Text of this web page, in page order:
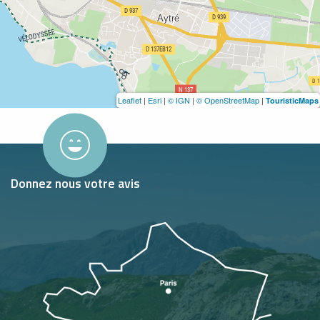
Leaflet | Esri | © IGN | © OpenStreetMap | TouristicMaps
Donnez nous votre avis